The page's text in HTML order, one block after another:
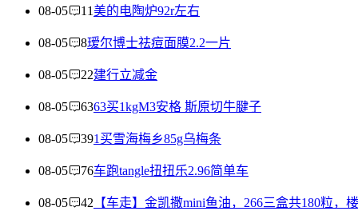
08-05 11美的电陶炉92r左右
08-05 8瑷尔博士祛痘面膜2.2一片
08-05 22建行立减金
08-05 6363买1kgM3安格 斯原切牛腱子
08-05 391买雪海梅乡85g乌梅条
08-05 76车跑tangle扭扭乐2.96简单车
08-05 42 【车走】金凯撒mini鱼油，266三盒共180粒，